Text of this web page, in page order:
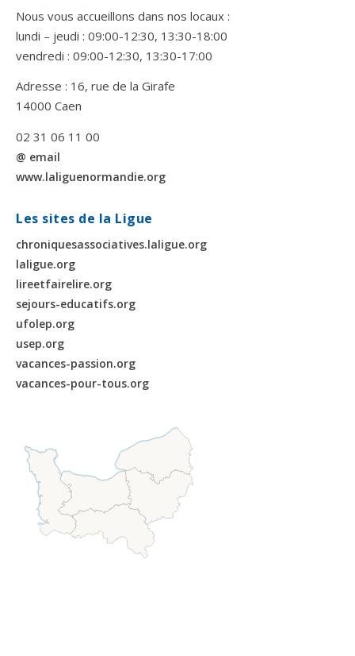
Nous vous accueillons dans nos locaux :
lundi – jeudi : 09:00-12:30, 13:30-18:00
vendredi : 09:00-12:30, 13:30-17:00
Adresse : 16, rue de la Girafe
14000 Caen
02 31 06 11 00
@ email
www.laliguenormandie.org
Les sites de la Ligue
chroniquesassociatives.laligue.org
laligue.org
lireetfairelire.org
sejours-educatifs.org
ufolep.org
usep.org
vacances-passion.org
vacances-pour-tous.org